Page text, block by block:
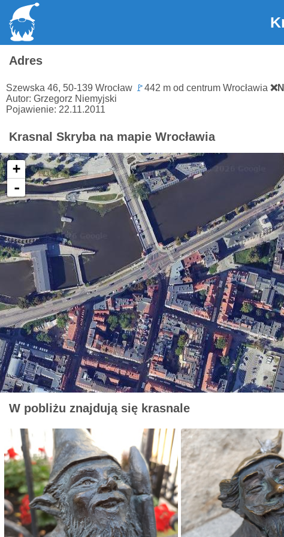
Adres
Szewska 46, 50-139 Wrocław 🚩442 m od centrum Wrocławia
Autor: Grzegorz Niemyjski
Pojawienie: 22.11.2011
Krasnal Skryba na mapie Wrocławia
+
-
W pobliżu znajdują się krasnale